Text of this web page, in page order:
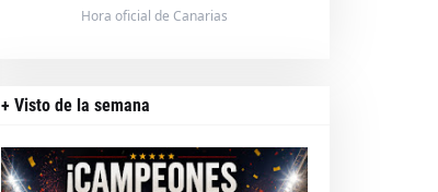
Hora oficial de Canarias
+ Visto de la semana